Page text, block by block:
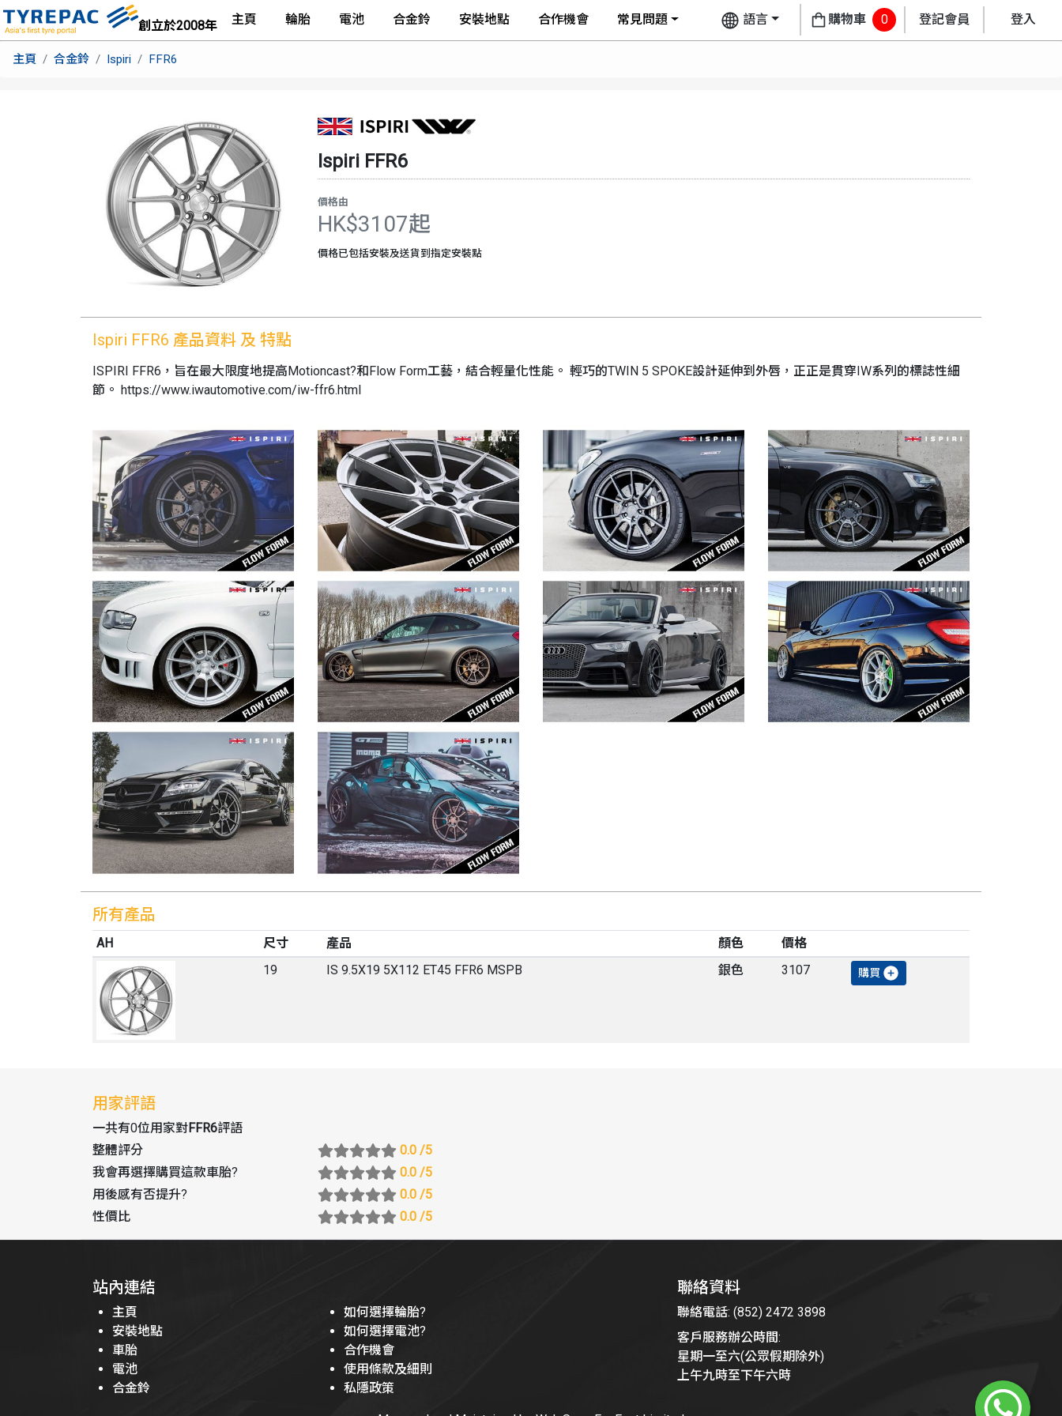
創立於2008年 主頁 輪胎 電池 合金鈴 安裝地點 合作機會 常見問題 語言 購物車 0 登記會員 登入
主頁 合金鈴 Ispiri FFR6
Ispiri FFR6
價格由
HK$3107起
價格已包括安裝及送貨到指定安裝點
Ispiri FFR6 產品資料 及 特點
ISPIRI FFR6，旨在最大限度地提高Motioncast?和Flow Form工藝，結合輕量化性能。 輕巧的TWIN 5 SPOKE設計延伸到外唇，正正是貫穿IW系列的標誌性細
節。 https://www.iwautomotive.com/iw-ffr6.html
所有產品
AH 尺寸 產品 顏色
價格
19
IS 9.5X19 5X112 ET45 FFR6 MSPB 銀色 3107 購買
用家評語
一共有0位用家對FFR6評語
整體評分
0.0 /5
我會再選擇購買這款車胎? 0.0 /5
用後感有否提升? 0.0 /5
性價比
0.0 /5
站內連結
主頁
安裝地點
車胎
電池
合金鈴
如何選擇輪胎?
如何選擇電池?
合作機會
使用條款及細則
私隱政策
聯絡資料
聯絡電話: (852) 2472 3898
客戶服務辦公時間:
星期一至六(公眾假期除外)
上午九時至下午六時